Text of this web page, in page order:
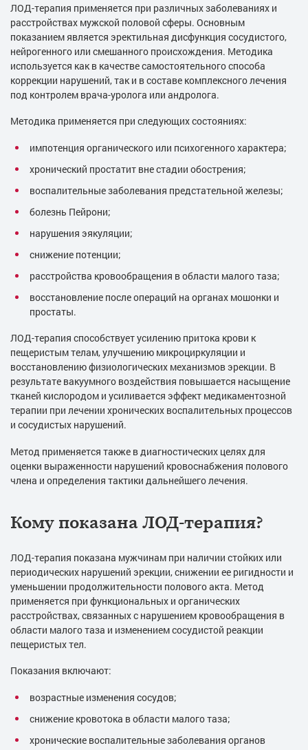
ЛОД-терапия применяется при различных заболеваниях и
расстройствах мужской половой сферы. Основным
показанием является эректильная дисфункция сосудистого,
нейрогенного или смешанного происхождения. Методика
используется как в качестве самостоятельного способа
коррекции нарушений, так и в составе комплексного лечения
под контролем врача-уролога или андролога.
Методика применяется при следующих состояниях:
импотенция органического или психогенного характера;
хронический простатит вне стадии обострения;
воспалительные заболевания предстательной железы;
болезнь Пейрони;
нарушения эякуляции;
снижение потенции;
расстройства кровообращения в области малого таза;
восстановление после операций на органах мошонки и
простаты.
ЛОД-терапия способствует усилению притока крови к
пещеристым телам, улучшению микроциркуляции и
восстановлению физиологических механизмов эрекции. В
результате вакуумного воздействия повышается насыщение
тканей кислородом и усиливается эффект медикаментозной
терапии при лечении хронических воспалительных процессов
и сосудистых нарушений.
Метод применяется также в диагностических целях для
оценки выраженности нарушений кровоснабжения полового
члена и определения тактики дальнейшего лечения.
Кому показана ЛОД-терапия?
ЛОД-терапия показана мужчинам при наличии стойких или
периодических нарушений эрекции, снижении ее ригидности и
уменьшении продолжительности полового акта. Метод
применяется при функциональных и органических
расстройствах, связанных с нарушением кровообращения в
области малого таза и изменением сосудистой реакции
пещеристых тел.
Показания включают:
возрастные изменения сосудов;
снижение кровотока в области малого таза;
хронические воспалительные заболевания органов